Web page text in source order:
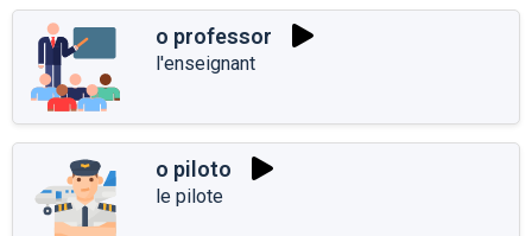
o professor
l'enseignant
o piloto
le pilote